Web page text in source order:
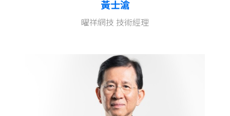
黃士滄
曜祥網技 技術經理